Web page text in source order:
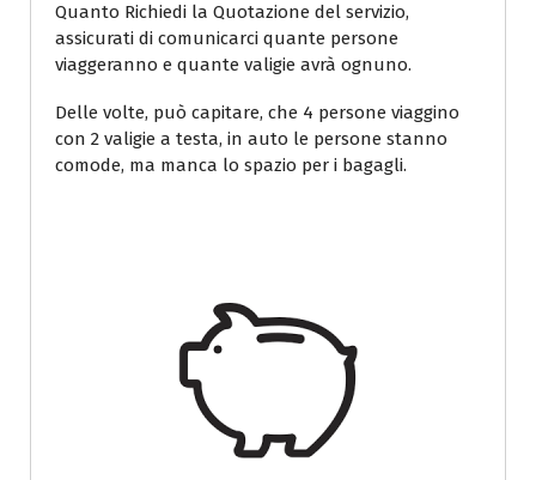
Quanto Richiedi la Quotazione del servizio,
assicurati di comunicarci quante persone
viaggeranno e quante valigie avrà ognuno.
Delle volte, può capitare, che 4 persone viaggino
con 2 valigie a testa, in auto le persone stanno
comode, ma manca lo spazio per i bagagli.